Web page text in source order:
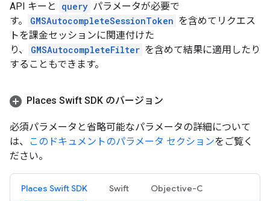
API キーと query パラメータが必要で
す。
GMSAutocompleteSessionToken を含めてリクエス
トを課金セッションに関連付けた
り、
GMSAutocompleteFilter を含めて結果に適用したり
することもできます。
Places Swift SDK のバージョン
必須パラメータと省略可能なパラメータの詳細について
は、
このドキュメントのパラメータ セクションをご覧く
ださい。
Places Swift SDK Swift Objective-C